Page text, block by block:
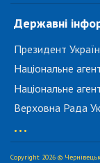
Державні
Президент
Національне
Національне
Верховна Рада
...
Copyright 2026 ©